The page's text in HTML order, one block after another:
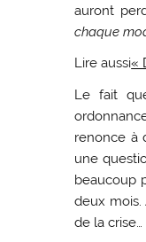
auront
chaque
Lire aussi«
Le fait
renonce à
une
beaucoup
deux
de la crise…